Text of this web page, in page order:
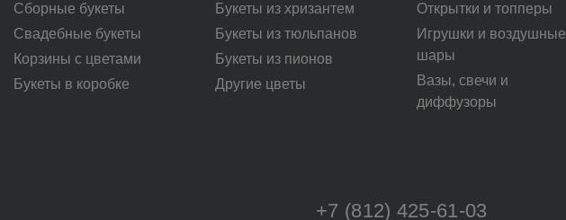
Сборные букеты
Свадебные букеты
Корзины с цветами
Букеты в коробке
Букеты из хризантем
Букеты из тюльпанов
Букеты из пионов
Другие цветы
Открытки и топперы
Игрушки и воздушные
шары
Вазы, свечи и
диффузоры
+7 (812) 425-61-03